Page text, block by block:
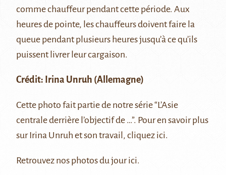
comme chauffeur pendant cette période. Aux
heures de pointe, les chauffeurs doivent faire la
queue pendant plusieurs heures jusqu’à ce qu’ils
puissent livrer leur cargaison.
Crédit: Irina Unruh (Allemagne)
Cette photo fait partie de notre série “L’Asie
centrale derrière l’objectif de …”. Pour en savoir plus
sur Irina Unruh et son travail, cliquez ici.
Retrouvez nos photos du jourici.